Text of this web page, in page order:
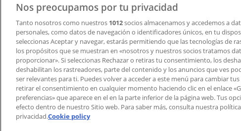
Descargar la APP Tiendeo
Copyright © Tiendeo ® 2026 · Shopfully Marketing S.L.U. –
Términos y condicionesPolítica de privacidad
Gestionar cookies
Nos preocupamos por tu privacidad
Tanto nosotros como nuestros 1012socios almacenamos y accedemos a
personales, como datos de navegación o identificadores únicos, en tu
seleccionas Aceptar y navegar, estarás permitiendo que las tecnologías de
los propósitos que se muestran en «nosotros y nuestros socios tratamos
proporcionar». Si seleccionas Rechazar o retiras tu consentimiento, los
deshabilitan los rastreadores, parte del contenido y los anuncios que ves
ser relevantes para ti. Puedes volver a acceder a este menú para cambiar
retirar el consentimiento en cualquier momento haciendo clic en el enlace
preferencias» que aparece en el en la parte inferior de la página web. Tus
efecto dentro de nuestro Sitio web. Para saber más, consulta nuestra
privacidad.Cookie policy